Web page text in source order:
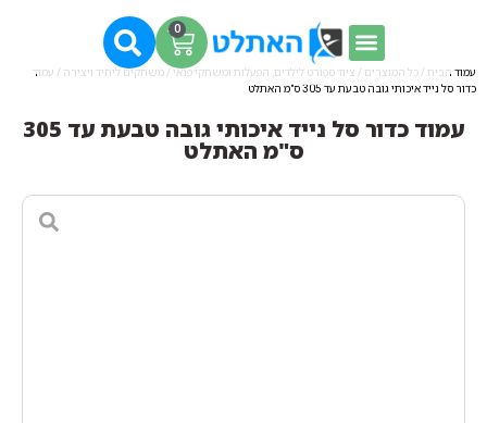
0
עמוד הבית / כל המוצרים / ציוד ספורט לילדים, הפעלות ומשחקי פנאי / משחקים ליחיד ויצירה / עמוד
כדור סל נייד איכותי גובה טבעת עד 305 ס"מ האתלט
עמוד כדור סל נייד איכותי גובה טבעת עד 305
ס"מ האתלט